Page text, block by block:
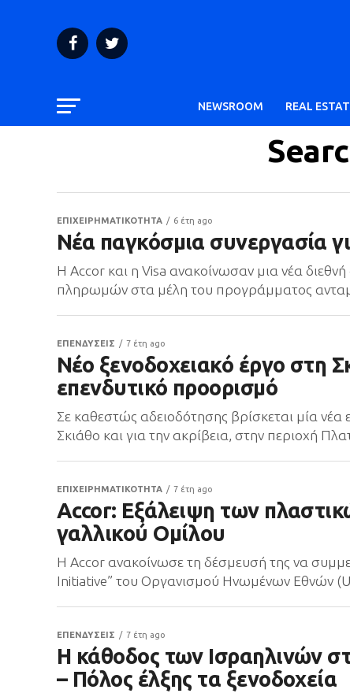
NEWSROOM REAL
ΕΠΙΧΕΙΡΗΜΑΤΙΚΟΤΗΤΑ 6 έτη ago
Νέα παγκόσμια συνεργασία
Η Accor και η Visa ανακοίνωσαν μια νέα
πληρωμών στα μέλη του προγράμματος
ΕΠΕΝΔΥΣΕΙΣ 7 έτη ago
Νέο ξενοδοχειακό έργο στη
επενδυτικό προορισμό
Σε καθεστώς αδειοδότησης βρίσκεται μία
Σκιάθο και για την ακρίβεια, στην περιοχή
ΕΠΙΧΕΙΡΗΜΑΤΙΚΟΤΗΤΑ 7 έτη ago
Accor: Εξάλειψη των
γαλλικού Ομίλου
Η Accor ανακοίνωσε τη δέσμευσή της να
Initiative” του Οργανισμού Ηνωμένων Εθνών
ΕΠΕΝΔΥΣΕΙΣ 7 έτη ago
Η κάθοδος των Ισραηλινών
– Πόλος έλξης τα ξενοδοχεία